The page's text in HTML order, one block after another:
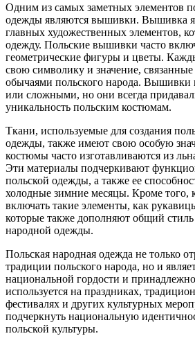
Одним из самых заметных элементов
одежды являются вышивки. Вышивка
главных художественных элементов,
одежду. Польские вышивки часто
геометрические фигуры и цветы.
свою символику и значение,
обычаями польского народа. Вышивки
или сложными, но они всегда
уникальность польским костюмам.
Ткани, используемые для создания
одежды, также имеют свою особую
костюмы часто изготавливаются из
Эти материалы подчеркивают
польской одежды, а также ее
холодные зимние месяцы. Кроме того,
включать такие элементы, как
которые также дополняют общий
народной одежды.
Польская народная одежда не только
традиции польского народа, но и
национальной гордости и
используется на праздниках,
фестивалях и других культурных
подчеркнуть национальную
польской культуры.